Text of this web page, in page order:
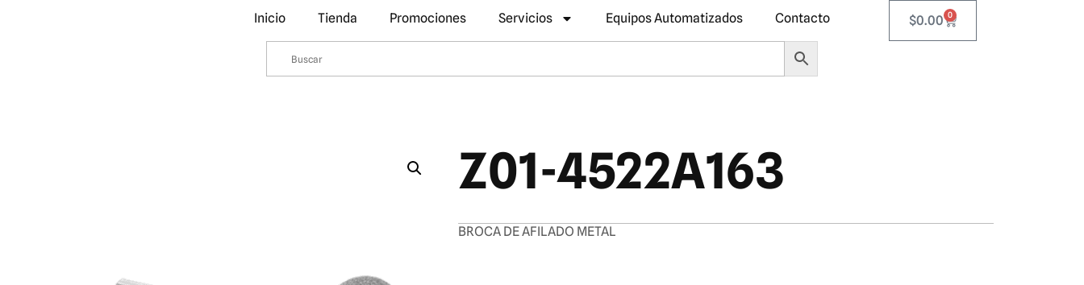
Inicio Tienda Promociones Servicios Equipos Automatizados Contacto $0.00 0
Z01-4522A163
BROCA DE AFILADO METAL